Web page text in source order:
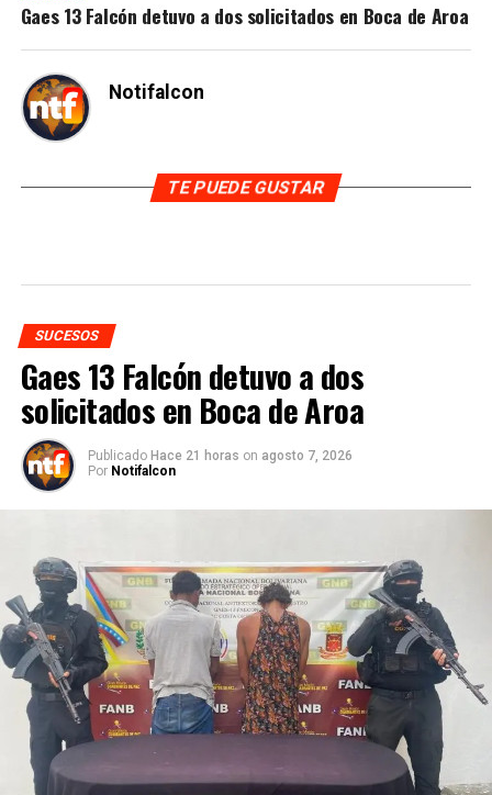
Gaes 13 Falcón detuvo a dos solicitados en Boca de Aroa
Notifalcon
TE PUEDE GUSTAR
SUCESOS
Gaes 13 Falcón detuvo a dos
solicitados en Boca de Aroa
Publicado Hace 21 horas on agosto 7, 2026
Por Notifalcon